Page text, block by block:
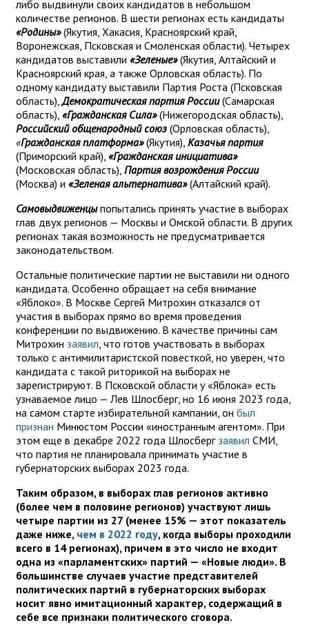
либо выдвинули своих кандидатов в небольшом
количестве регионов. В шести регионах есть кандидаты
«Родины» (Якутия, Хакасия, Красноярский край,
Воронежская, Псковская и Смоленская области). Четырех
кандидатов выставили «Зеленые» (Якутия, Алтайский и
Красноярский края, а также Орловская область). По
одному кандидату выставили Партия Роста (Псковская
область),Демократическая партия России (Самарская
область), «Гражданская Сила»(Нижегородская область),
Российский общенародный союз (Орловская область),
«Гражданская платформа» (Якутия), Казачья партия
(Приморский край), «Гражданская инициатива»
(Московская область), Партия возрождения России
(Москва) и «Зеленая альтернатива»(Алтайский край).
Самовыдвиженцы попытались принять участие в выборах
глав двух регионов — Москвы и Омской области. В других
регионах такая возможность не предусматривается
законодательством.
Остальные политические партии не выставили ни одного
кандидата. Особенно обращает на себя внимание
«Яблоко». В Москве Сергей Митрохин отказался от
участия в выборах прямо во время проведения
конференции по выдвижению. В качестве причины сам
Митрохин заявил, что готов участвовать в выборах
только с антимилитаристской повесткой, но уверен, что
кандидата с такой риторикой на выборах не
зарегистрируют. В Псковской области у «Яблока» есть
узнаваемое лицо — Лев Шлосберг, но 16 июня 2023 года,
на самом старте избирательной кампании, он был
признан Минюстом России «иностранным агентом». При
этом еще в декабре 2022 года Шлосбергзаявил СМИ,
что партия не планировала принимать участие в
губернаторских выборах 2023 года.
Таким образом, в выборах глав регионов активно
(более чем в половине регионов) участвуют лишь
четыре партии из 27 (менее 15% — этот показатель
даже ниже, чем в 2022 году, когда выборы проходили
всего в 14 регионах), причем в это число не входит
одна из «парламентских» партий — «Новые люди». В
большинстве случаев участие представителей
политических партий в губернаторских выборах
носит явно имитационный характер, содержащий в
себе все признаки политического сговора.